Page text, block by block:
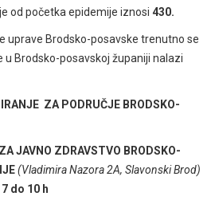
od početka epidemije iznosi 430.
uprave Brodsko-posavske trenutno se
Brodsko-posavskoj županiji nalazi
ZA PODRUČJE BRODSKO-
JAVNO ZDRAVSTVO BRODSKO-
(Vladimira Nazora 2A, Slavonski Brod)
do 10 h